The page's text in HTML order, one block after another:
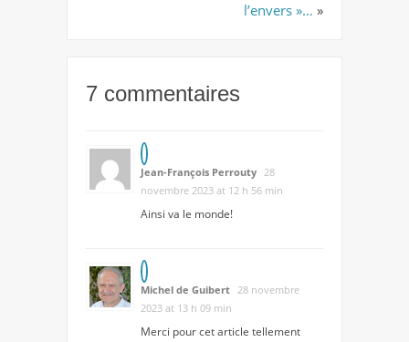
l’envers »… »
7 commentaires
Jean-François Perrouty 28
novembre 2023 at 12 h 56 min
Ainsi va le monde!
Michel de Guibert 28 novembre
2023 at 13 h 09 min
Merci pour cet article tellement